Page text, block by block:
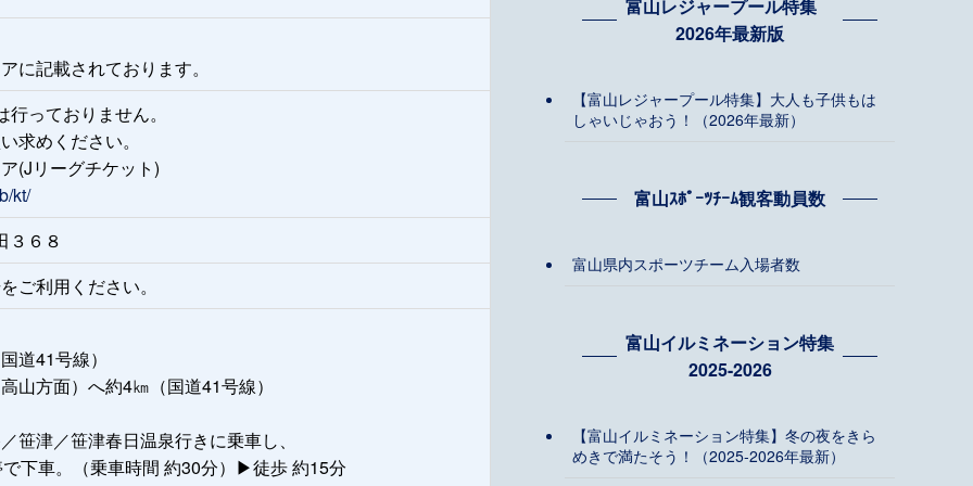
に記載されております。
っておりません。
求めください。
(Jリーグチケット)
kt/
３６８
ご利用ください。
道41号線）
山方面）へ約4㎞（国道41号線）
津／笹津春日温泉行きに乗車し、
下車。（乗車時間 約30分）▶徒歩 約15分
富山レジャープール特集
2026年最新版
【富山レジャープール特集】大人も子供もは
しゃいじゃおう！（2026年最新）
富山ｽﾎﾟｰﾂﾁｰﾑ観客動員数
富山県内スポーツチーム入場者数
富山イルミネーション特集
2025-2026
【富山イルミネーション特集】冬の夜をきら
めきで満たそう！（2025-2026年最新）